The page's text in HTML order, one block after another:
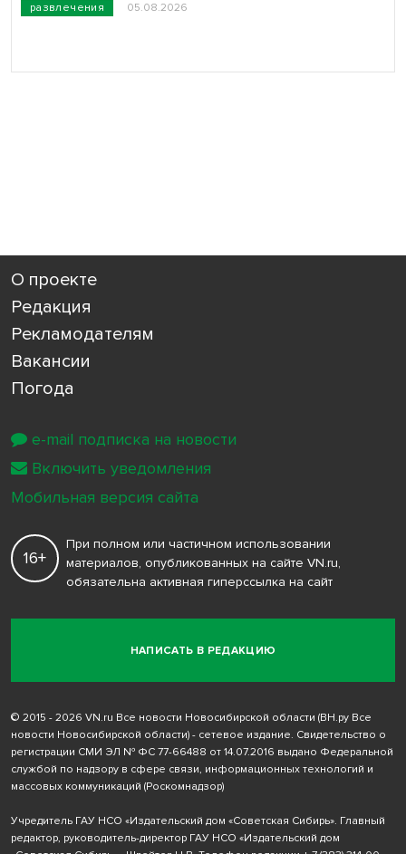
развлечения 05.08.2026
О проекте
Редакция
Рекламодателям
Вакансии
Погода
НАПИСАТЬ В РЕДАКЦИЮ
16+
При полном или частичном использовании
материалов, опубликованных на сайте VN.ru,
обязательна активная гиперссылка на сайт
© 2015 - 2026 VN.ru Все новости Новосибирской области (ВН.ру Все
новости Новосибирской области) - сетевое издание. Свидетельство о
регистрации СМИ ЭЛ № ФС 77-66488 от 14.07.2016 выдано Федеральной
службой по надзору в сфере связи, информационных технологий и
массовых коммуникаций (Роскомнадзор)
Учредитель ГАУ НСО «Издательский дом «Советская Сибирь». Главный
редактор, руководитель-директор ГАУ НСО «Издательский дом
e-mail подписка на новости
Включить уведомления
Мобильная версия сайта